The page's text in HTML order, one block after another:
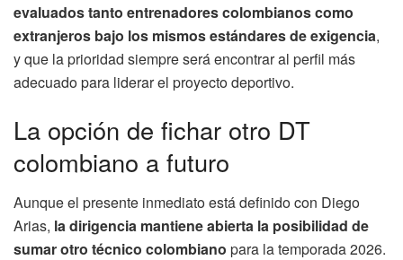
evaluados tanto entrenadores colombianos como
extranjeros bajo los mismos estándares de exigencia,
y que la prioridad siempre será encontrar al perfil más
adecuado para liderar el proyecto deportivo.
La opción de fichar otro DT
colombiano a futuro
Aunque el presente inmediato está definido con Diego
Arias, la dirigencia mantiene abierta la posibilidad de
sumar otro técnico colombiano para la temporada 2026.